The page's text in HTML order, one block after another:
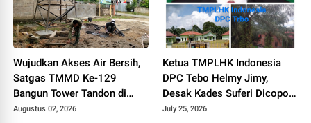
Wujudkan Akses Air Bersih,
Satgas TMMD Ke-129
Bangun Tower Tandon di
Desa Tanjung Agung
Augustus 02, 2026
Ketua TMPLHK Indonesia
DPC Tebo Helmy Jimy,
Desak Kades Suferi Dicopot
Tidak Hormat, Pemkab Tebo
July 25, 2026